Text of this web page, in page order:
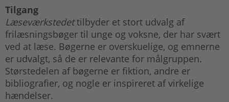
Tilgang
Læseværkstedettilbyder et stort udvalg af
frilæsningsbøger til unge og voksne, der har svært
ved at læse. Bøgerne er overskuelige, og emnerne
er udvalgt, så de er relevante for målgruppen.
Størstedelen af bøgerne er fiktion, andre er
bibliografier, og nogle er inspireret af virkelige
hændelser.